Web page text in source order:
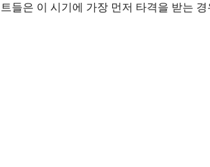
들은 이 시기에 가장 먼저 타격을 받는 경